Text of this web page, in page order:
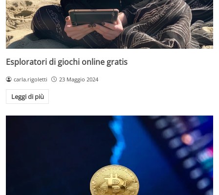
Esploratori di giochi online gratis
carla.rigoletti 23 Maggio 2024
Leggi di più